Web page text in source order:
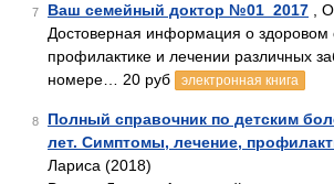
7 Ваш семейный доктор №01_2017 ,
Достоверная информация о здоровом
профилактике и лечении различных
номере… 20 руб
электронная книга
8
Полный справочник по детским
лет. Симптомы, лечение,
Лариса (2018)